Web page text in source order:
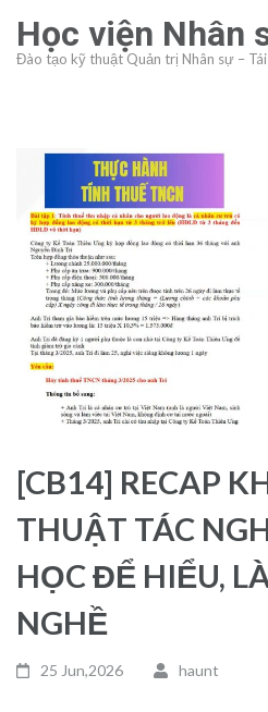
content
Học viện Nhân
Đào tạo kỹ thuật Quản trị Nhân sự –
[CB14] RECAP
THUẬT TÁC
HỌC ĐỂ HIỂU,
NGHỀ
25 Jun,2026 haunt